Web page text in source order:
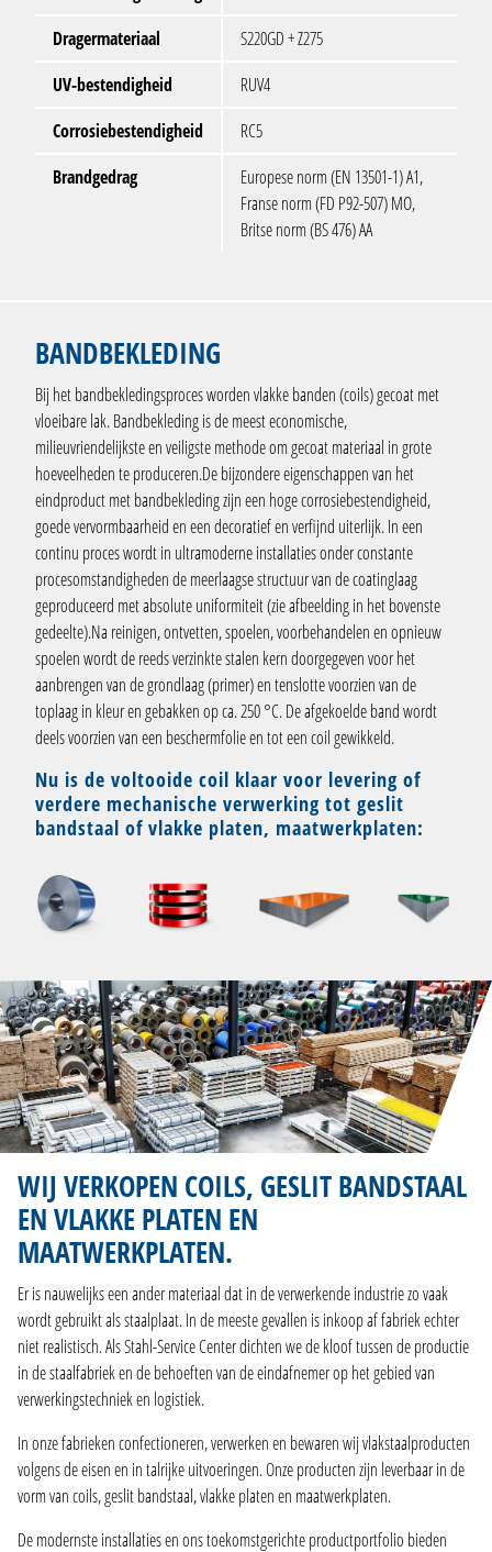
Dragermateriaal
S220GD + Z275
UV-bestendigheid
RUV4
Corrosiebestendigheid
RC5
Brandgedrag
Europese norm (EN 13501-1) A1,
Franse norm (FD P92-507) MO,
Britse norm (BS 476) AA
BANDBEKLEDING
Bij het bandbekledingsproces worden vlakke banden (coils) gecoat met
vloeibare lak. Bandbekleding is de meest economische,
milieuvriendelijkste en veiligste methode om gecoat materiaal in grote
hoeveelheden te produceren.De bijzondere eigenschappen van het
eindproduct met bandbekleding zijn een hoge corrosiebestendigheid,
goede vervormbaarheid en een decoratief en verfijnd uiterlijk. In een
continu proces wordt in ultramoderne installaties onder constante
procesomstandigheden de meerlaagse structuur van de coatinglaag
geproduceerd met absolute uniformiteit (zie afbeelding in het bovenste
gedeelte).Na reinigen, ontvetten, spoelen, voorbehandelen en opnieuw
spoelen wordt de reeds verzinkte stalen kern doorgegeven voor het
aanbrengen van de grondlaag (primer) en tenslotte voorzien van de
toplaag in kleur en gebakken op ca. 250 °C. De afgekoelde band wordt
deels voorzien van een beschermfolie en tot een coil gewikkeld.
Nu is de voltooide coil klaar voor levering of
verdere mechanische verwerking tot geslit
bandstaal of vlakke platen, maatwerkplaten:
WIJ VERKOPEN COILS, GESLIT BANDSTAAL
EN VLAKKE PLATEN EN
MAATWERKPLATEN.
Er is nauwelijks een ander materiaal dat in de verwerkende industrie zo vaak
wordt gebruikt als staalplaat. In de meeste gevallen is inkoop af fabriek echter
niet realistisch. Als Stahl-Service Center dichten we de kloof tussen de productie
in de staalfabriek en de behoeften van de eindafnemer op het gebied van
verwerkingstechniek en logistiek.
In onze fabrieken confectioneren, verwerken en bewaren wij vlakstaalproducten
volgens de eisen en in talrijke uitvoeringen. Onze producten zijn leverbaar in de
vorm van coils, geslit bandstaal, vlakke platen en maatwerkplaten.
De modernste installaties en ons toekomstgerichte productportfolio bieden